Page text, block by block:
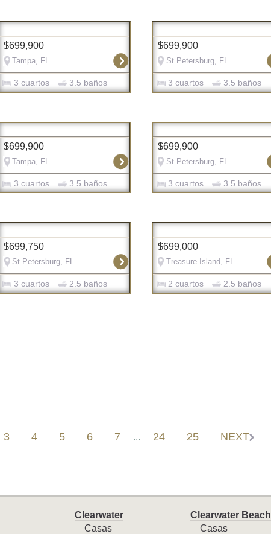
$699,900
Tampa, FL
3 cuartos 3.5 baños
$699,900
St Petersburg, FL
3 cuartos 3.5 baños
$699,900
Tampa, FL
3 cuartos 3.5 baños
$699,900
St Petersburg, FL
3 cuartos 3.5 baños
$699,750
St Petersburg, FL
3 cuartos 2.5 baños
$699,000
Treasure Island, FL
2 cuartos 2.5 baños
3 4 5 6 7 ... 24 25 NEXT
Clearwater
Casas
Clearwater Beach
Casas